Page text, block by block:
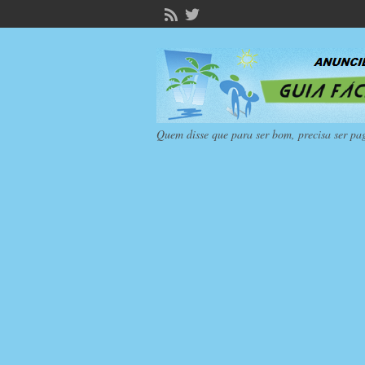
Quem disse que para ser bom, precisa ser